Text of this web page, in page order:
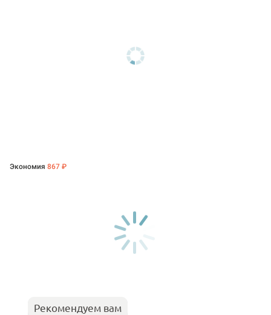
Экономия 867 ₽
Рекомендуем вам